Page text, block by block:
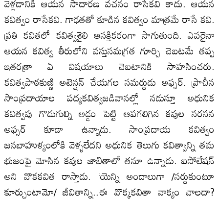
కవిత్వం రాసేకవి. గాఢతతో కూడిన కవిత్వం మాత్రమే రాసే కవి.
ప్రతి కవితలో కవిత్వశైలి ఆసక్తికరంగా సాగుతుంది. ఎవరైనా
ఆయన కవిత్వ తీరులోని వస్తుసమగ్రత గూర్చి చెబటమే తప్ప
ఇతరత్రా ఏ విషయాలు చెబటానికి సాహసించరు.
కవిత్వపాఠకుణ్ణి అటెన్షన్‌ చేయగల సమర్ధుడు అఫ్సర్‌. ప్రాచీన
సాంప్రదాయాల పద్యకవిత్వజడివానల్లో నడుస్తూ అధునిక
కవిత్వపు గొడుగుల్ని అడ్డం పెట్టి ఆపగలిగిన కవుల సరసన
అఫ్సర్‌ కూడా ఉన్నాడు. సాంప్రదాయ కవిత్వం
జనబాహుళ్యంలోకి వెళ్ళలేదని అధునిక తెలుగు కవిత్వాన్ని తమ
భుజంపై మోసిన కవుల జాబితాలో తనూ ఉన్నాడు. ఐసోలేషన్‌
అని వొకకవిత రాస్తాడు. ‘యెన్ని అందాలుగా /సర్దుకుంటూ
కూర్చుంటామో/ జీవితాన్ని..ఈ వొక్కకవితా వాక్యం చాలదా?